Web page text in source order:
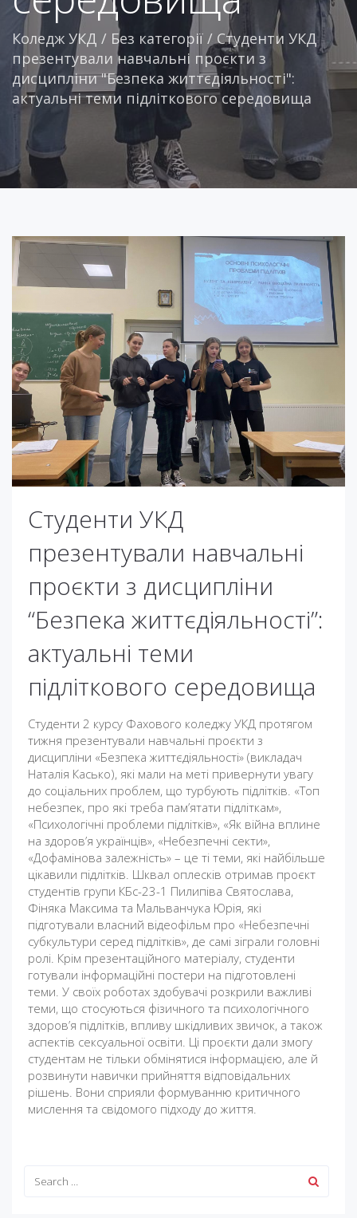
Коледж УКД / Без категорії /Студенти УКД
презентували навчальні проєкти з
дисципліни "Безпека життєдіяльності":
актуальні теми підліткового середовища
Студенти УКД
презентували навчальні
проєкти з дисципліни
“Безпека життєдіяльності”:
актуальні теми
підліткового середовища
Студенти 2 курсу Фахового коледжу УКД протягом
тижня презентували навчальні проєкти з
дисципліни «Безпека життєдіяльності» (викладач
Наталія Касько), які мали на меті привернути увагу
до соціальних проблем, що турбують підлітків. «Топ
небезпек, про які треба пам’ятати підліткам»,
«Психологічні проблеми підлітків», «Як війна вплине
на здоров’я українців», «Небезпечні секти»,
«Дофамінова залежність» – це ті теми, які найбільше
цікавили підлітків. Шквал оплесків отримав проєкт
студентів групи КБс-23-1 Пилипіва Святослава,
Фіняка Максима та Мальванчука Юрія, які
підготували власний відеофільм про «Небезпечні
субкультури серед підлітків», де самі зіграли головні
ролі. Крім презентаційного матеріалу, студенти
готували інформаційні постери на підготовлені
теми. У своїх роботах здобувачі розкрили важливі
теми, що стосуються фізичного та психологічного
здоров’я підлітків, впливу шкідливих звичок, а також
аспектів сексуальної освіти. Ці проєкти дали змогу
студентам не тільки обмінятися інформацією, але й
розвинути навички прийняття відповідальних
рішень. Вони сприяли формуванню критичного
мислення та свідомого підходу до життя.